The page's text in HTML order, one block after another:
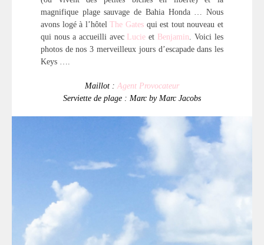
magnifique plage sauvage de Bahia Honda … Nous
avons logé à l’hôtelThe Gates qui est tout nouveau et
qui nous a accueilli avec Lucie et Benjamin . Voici les
photos de nos 3 merveilleux jours d’escapade dans les
Keys ….
Maillot : Agent Provocateur
Serviette de plage : Marc by Marc Jacobs